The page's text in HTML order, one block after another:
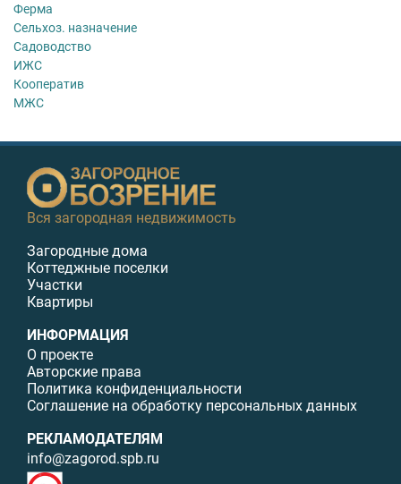
Ферма
Сельхоз. назначение
Садоводство
ИЖС
Кооператив
МЖС
Вся загородная недвижимость
Загородные дома
Коттеджные поселки
Участки
Квартиры
ИНФОРМАЦИЯ
О проекте
Авторские права
Политика конфиденциальности
Соглашение на обработку персональных данных
РЕКЛАМОДАТЕЛЯМ
info@zagorod.spb.ru